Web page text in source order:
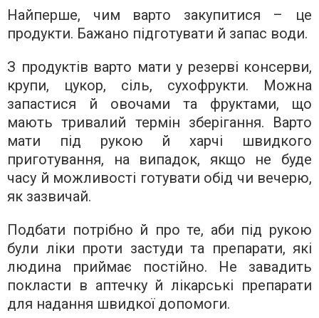
Найперше, чим варто закупитися – це
продукти. Бажано підготувати й запас води.
З продуктів варто мати у резерві консерви,
крупи, цукор, сіль, сухофрукти. Можна
запастися й овочами та фруктами, що
мають тривалий термін зберігання. Варто
мати під рукою й харчі швидкого
приготування, на випадок, якщо не буде
часу й можливості готувати обід чи вечерю,
як зазвичай.
Подбати потрібно й про те, аби під рукою
були ліки проти застуди та препарати, які
людина приймає постійно. Не завадить
покласти в аптечку й лікарські препарати
для надання швидкої допомоги.